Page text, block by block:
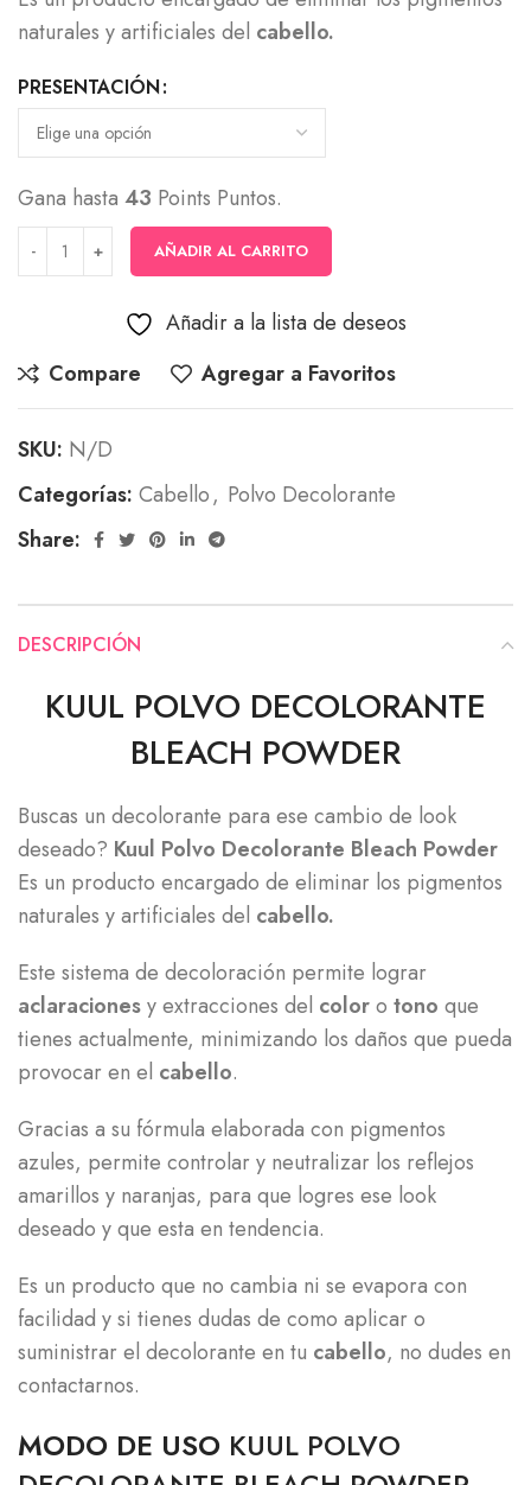
hasta
$43,000
naturales y artificiales del cabello.
PRESENTACIÓN
Gana hasta 43 Points Puntos.
AÑADIR AL CARRITO
Añadir a la lista de deseos
Compare
Agregar a Favoritos
SKU: N/D
Categorías: Cabello, Polvo Decolorante
Share:
DESCRIPCIÓN
KUUL POLVO DECOLORANTE
BLEACH POWDER
Buscas un decolorante para ese cambio de look
deseado? Kuul Polvo Decolorante Bleach Powder
Es un producto encargado de eliminar los pigmentos
naturales y artificiales del cabello.
Este sistema de decoloración permite lograr
aclaracionesy extracciones del coloro tono que
tienes actualmente, minimizando los daños que pueda
provocar en el cabello.
Gracias a su fórmula elaborada con pigmentos
azules, permite controlar y neutralizar los reflejos
amarillos y naranjas, para que logres ese look
deseado y que esta en tendencia.
Es un producto que no cambia ni se evapora con
facilidad y si tienes dudas de como aplicar o
suministrar el decolorante en tu cabello, no dudes en
contactarnos.
MODO DE USO KUUL POLVO